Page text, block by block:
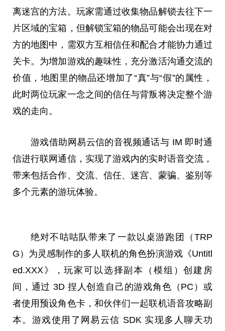
离迷宫的方法。 玩家需通过收集物品解锁去往下一
片区域的宝箱，但解锁宝箱的物品可能会出现在对
方的地图中，需双方互相信任和配合才能协力通过
关卡。为增加游戏的趣味性 ，充分激活沟通交流的
价值，地图里的物品还增加了“真”与“假”的属性 ，
此时两位玩家一念之间的信任与背叛将决定整个游
戏的走向。
游戏借助网易云信的音视频通话与 IM 即时通
信进行联网通信，实现了游戏内的实时语音交流，
带来包括合作、交流、信任、迷宫、蒙骗、鉴别等
多个元素的游玩体验。
绝对不咕咕队带来了一款以桌游跑团（TRP
G）为灵感制作的多人联机的角色扮演游戏《Untitl
ed.XXX》，玩家可以选择副本（模组）创建房
间，通过 3D 捏人创造自己的游戏角色（PC）或
者使用预设角色卡，和伙伴们一起联机语音攻略副
本。游戏使用了网易云信 SDK 实现多人聊天功